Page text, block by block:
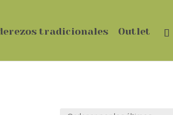
tradicionales Outlet